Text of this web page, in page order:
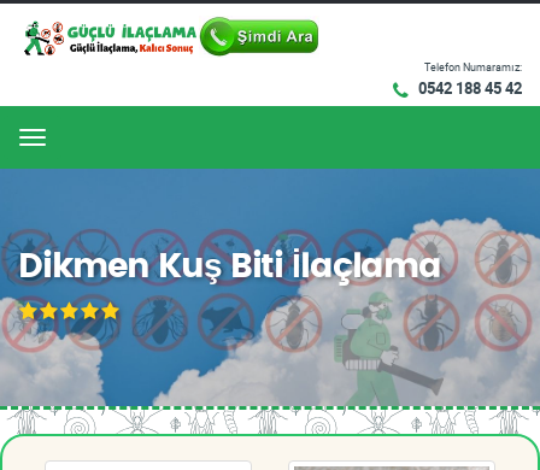
Telefon Numaramız:
0542 188 45 42
Menu
Dikmen Kuş Biti İlaçlama